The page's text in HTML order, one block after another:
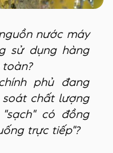
nước máy
sử dụng hàng
toàn?
phủ đang
chất lượng
có đồng
trực tiếp"?